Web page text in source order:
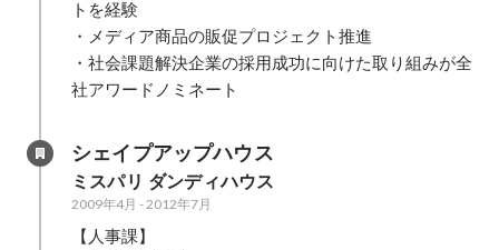
トを経験
・メディア商品の販促プロジェクト推進
・社会課題解決企業の採用成功に向けた取り組みが全
社アワードノミネート
シェイプアップハウス
ミスパリ ダンディハウス
2009年4月 - 2012年7月
【人事課】